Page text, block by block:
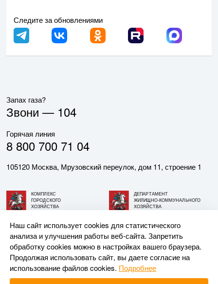
Следите за обновлениями
Запах газа?
Звони — 104
Горячая линия
8 800 700 71 04
105120 Москва, Мрузовский переулок, дом 11, строение 1
КОМПЛЕКС
ГОРОДСКОГО
ХОЗЯЙСТВА
ДЕПАРТАМЕНТ
ЖИЛИЩНО-КОММУНАЛЬНОГО
ХОЗЯЙСТВА
© АО «МОСГАЗ», 2026. При использовании материалов
ссылка на сайт обязательна.
Разработка и поддержка —Upriver
Наш сайт использует cookies для статистического
анализа и улучшения работы веб-сайта. Запретить
обработку cookies можно в настройках вашего браузера.
Продолжая использовать сайт, вы даете согласие на
использование файлов cookies. Подробнее